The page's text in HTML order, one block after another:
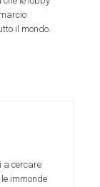
il mondo.
a cercare
immonde